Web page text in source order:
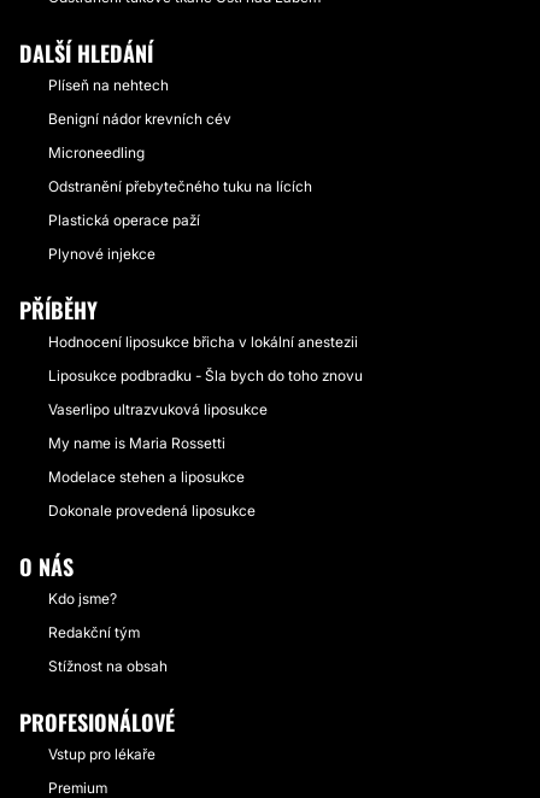
DALŠÍ HLEDÁNÍ
Plíseň na nehtech
Benigní nádor krevních cév
Microneedling
Odstranění přebytečného tuku na lících
Plastická operace paží
Plynové injekce
PŘÍBĚHY
Hodnocení liposukce břicha v lokální anestezii
Liposukce podbradku - Šla bych do toho znovu
Vaserlipo ultrazvuková liposukce
My name is Maria Rossetti
Modelace stehen a liposukce
Dokonale provedená liposukce
O NÁS
Kdo jsme?
Redakční tým
Stížnost na obsah
PROFESIONÁLOVÉ
Vstup pro lékaře
Premium